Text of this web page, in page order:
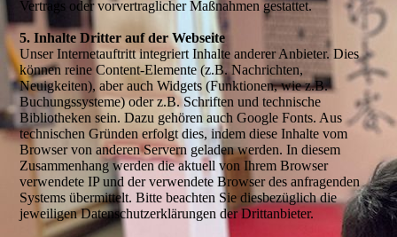
Vertrags oder vorvertraglicher Maßnahmen gestattet.
5. Inhalte Dritter auf der Webseite
Unser Internetauftritt integriert Inhalte anderer Anbieter. Dies
können reine Content-Elemente (z.B. Nachrichten,
Neuigkeiten), aber auch Widgets (Funktionen, wie z.B.
Buchungssysteme) oder z.B. Schriften und technische
Bibliotheken sein. Dazu gehören auch Google Fonts. Aus
technischen Gründen erfolgt dies, indem diese Inhalte vom
Browser von anderen Servern geladen werden. In diesem
Zusammenhang werden die aktuell von Ihrem Browser
verwendete IP und der verwendete Browser des anfragenden
Systems übermittelt. Bitte beachten Sie diesbezüglich die
jeweiligen Datenschutzerklärungen der Drittanbieter.